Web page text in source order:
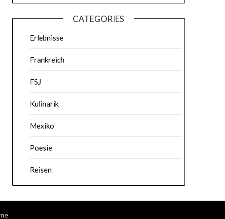
CATEGORIES
Erlebnisse
Frankreich
FSJ
Kulinarik
Mexiko
Poesie
Reisen